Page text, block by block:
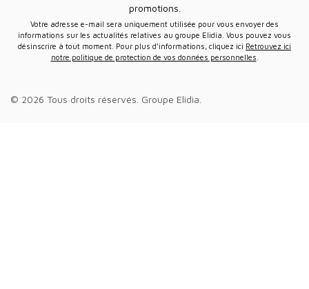
promotions.
Votre adresse e-mail sera uniquement utilisée pour vous envoyer des
informations sur les actualités relatives au groupe Elidia. Vous pouvez vous
désinscrire à tout moment. Pour plus d’informations, cliquez ici Retrouvez ici
notre politique de protection de vos données personnelles
© 2026 Tous droits réservés. Groupe Elidia